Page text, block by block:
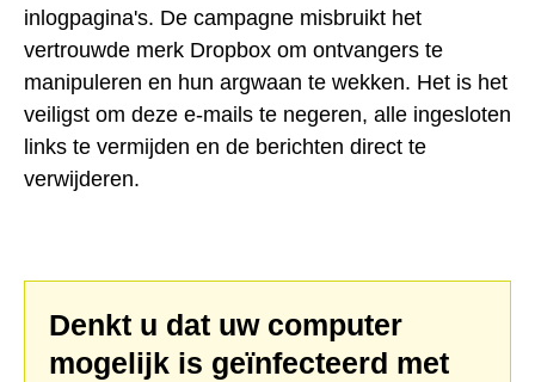
inlogpagina's. De campagne misbruikt het
vertrouwde merk Dropbox om ontvangers te
manipuleren en hun argwaan te wekken. Het is het
veiligst om deze e-mails te negeren, alle ingesloten
links te vermijden en de berichten direct te
verwijderen.
Denkt u dat uw computer
mogelijk is geïnfecteerd met